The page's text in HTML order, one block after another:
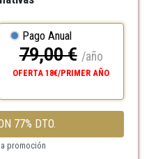
Pago Anual
79,00 € /año
OFERTA 18€/PRIMER AÑO
77% DTO.
promoción